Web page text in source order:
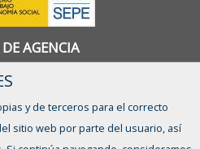
AGENCIA
y de terceros para el correcto
sitio web por parte del usuario, así